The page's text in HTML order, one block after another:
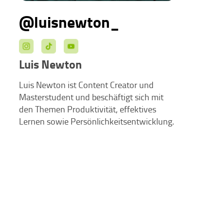
@luisnewton_
Luis Newton
Luis Newton ist Content Creator und
Masterstudent und beschäftigt sich mit
den Themen Produktivität, effektives
Lernen sowie Persönlichkeitsentwicklung.